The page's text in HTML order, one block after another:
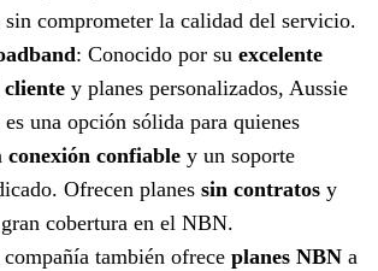
sin comprometer la calidad del servicio.
: Conocido por su excelente
y planes personalizados, Aussie
una opción sólida para quienes
conexión confiable y un soporte
Ofrecen planes sin contratos y
cobertura en el NBN.
compañía también ofrece planes NBN a